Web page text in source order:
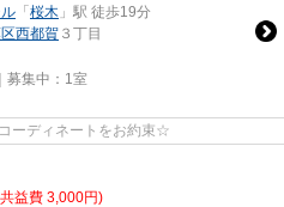
「桜木 」駅 徒歩19分
西都賀 ３丁目
集中： 1室
ーディネートをお約束☆
益費 3,000円)